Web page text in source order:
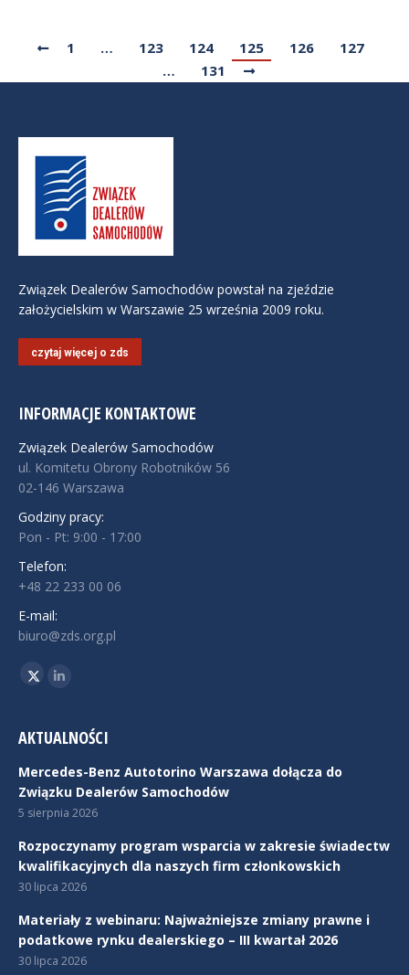
1 … 123 124 125 126
127
…
131
Związek Dealerów Samochodów powstał na zjeździe
założycielskim w Warszawie 25 września 2009 roku.
czytaj więcej o zds
INFORMACJE KONTAKTOWE
Związek Dealerów Samochodów
ul. Komitetu Obrony Robotników 56
02-146 Warszawa
Godziny pracy:
Pon - Pt: 9:00 - 17:00
Telefon:
+48 22 233 00 06
E-mail:
biuro@zds.org.pl
Znajdź nas na:
TwitterLinkedin
AKTUALNOŚCI
Mercedes-Benz Autotorino Warszawa dołącza do
Związku Dealerów Samochodów
5 sierpnia 2026
Rozpoczynamy program wsparcia w zakresie świadectw
kwalifikacyjnych dla naszych firm członkowskich
30 lipca 2026
Materiały z webinaru: Najważniejsze zmiany prawne i
podatkowe rynku dealerskiego – III kwartał 2026
30 lipca 2026